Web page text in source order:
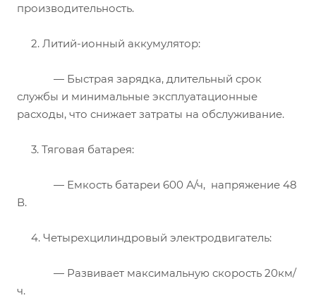
производительность.
2. Литий-ионный аккумулятор:
— Быстрая зарядка, длительный срок
службы и минимальные эксплуатационные
расходы, что снижает затраты на обслуживание.
3. Тяговая батарея:
— Емкость батареи 600 А/ч, напряжение 48
В.
4. Четырехцилиндровый электродвигатель:
— Развивает максимальную скорость 20км/
ч.